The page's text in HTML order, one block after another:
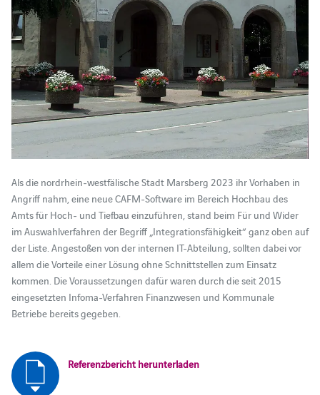
Als die nordrhein-westfälische Stadt Marsberg 2023 ihr Vorhaben in
Angriff nahm, eine neue CAFM-Software im Bereich Hochbau des
Amts für Hoch- und Tiefbau einzuführen, stand beim Für und Wider
im Auswahlverfahren der Begriff „Integrationsfähigkeit“ ganz oben auf
der Liste. Angestoßen von der internen IT-Abteilung, sollten dabei vor
allem die Vorteile einer Lösung ohne Schnittstellen zum Einsatz
kommen. Die Voraussetzungen dafür waren durch die seit 2015
eingesetzten Infoma-Verfahren Finanzwesen und Kommunale
Betriebe bereits gegeben.
Referenzbericht herunterladen